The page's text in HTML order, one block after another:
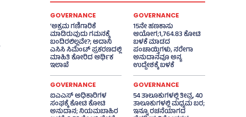
GOVERNANCE
‘ಅಕ್ರಮ ಗಣಿಗಾರಿಕೆ
ಮಾಡಿರುವುದು ಗಮನಕ್ಕೆ
ಬಂದಿರಲಿಲ್ಲವೇ?; ಅದಾನಿ
ಎಸಿಸಿ ಸಿಮೆಂಟ್ ಪ್ರಕರಣದಲ್ಲಿ
ಮಾಹಿತಿ ಕೋರಿದ ಆರ್ಥಿಕ
ಇಲಾಖೆ
GOVERNANCE
15ನೇ ಹಣಕಾಸು
ಆಯೋಗ;1,764.83 ಕೋಟಿ
ಬಳಕೆ ಮಾಡದ
ಪಂಚಾಯ್ತಿಗಳು, ನರೇಗಾ
ಅನುದಾನವೂ ಅನ್ಯ
ಉದ್ದೇಶಕ್ಕೆ ಬಳಕೆ
GOVERNANCE
ಐಎಎಸ್‌ ಅಧಿಕಾರಿಗಳ
ಸಂಘಕ್ಕೆ ಕೋಟಿ ಕೋಟಿ
ಅನುದಾನ; ನಿಯಮಬಾಹಿರ
GOVERNANCE
54 ತಾಲೂಕುಗಳಲ್ಲಿ ತೀವ್ರ, 40
ತಾಲೂಕುಗಳಲ್ಲಿ ಮಧ್ಯಮ ಬರ;
ಇನ್ನೂ ರಚನೆಯಾಗದ